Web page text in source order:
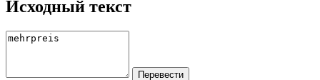
Исходный текст